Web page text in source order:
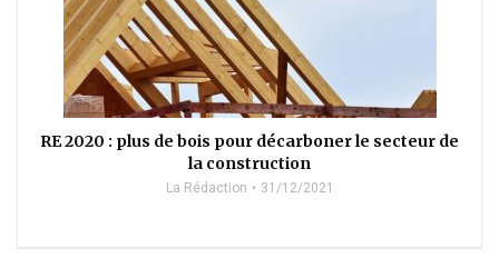
RE 2020 : plus de bois pour décarboner le secteur de
la construction
La Rédaction 31/12/2021